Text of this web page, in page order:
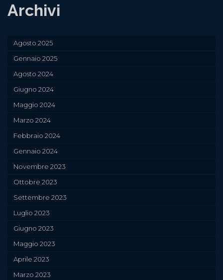
Archivi
Agosto 2025
Gennaio 2025
Agosto 2024
Giugno 2024
Maggio 2024
Marzo 2024
Febbraio 2024
Gennaio 2024
Novembre 2023
Ottobre 2023
Settembre 2023
Luglio 2023
Giugno 2023
Maggio 2023
Aprile 2023
Marzo 2023